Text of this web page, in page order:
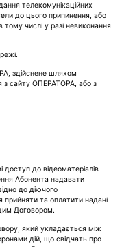
телекомунікаційних
до цього припинення, або
числі у разі невиконання
здійснене шляхом
з сайту ОПЕРАТОРА, або з
до відеоматеріалів
Абонента надавати
до діючого
прийняти та оплатити надані
Договором.
який укладається між
дій, що свідчать про